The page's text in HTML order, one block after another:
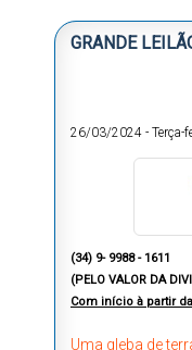
GRANDE
26/03/2024 - Terça-
(34) 9- 9988 - 1611
(PELO VALOR DA
Com início à partir
Uma gleba de